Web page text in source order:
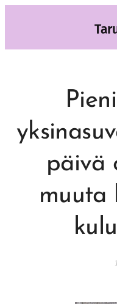
päivä
muuta